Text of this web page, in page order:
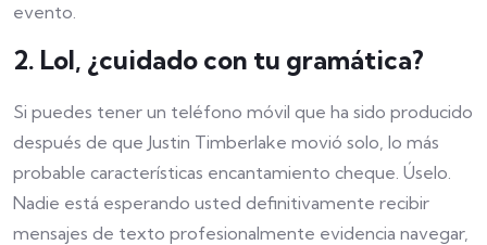
evento.
2. Lol, ¿cuidado con tu gramática?
Si puedes tener un teléfono móvil que ha sido producido
después de que Justin Timberlake movió solo, lo más
probable características encantamiento cheque. Úselo.
Nadie está esperando usted definitivamente recibir
mensajes de texto profesionalmente evidencia navegar,